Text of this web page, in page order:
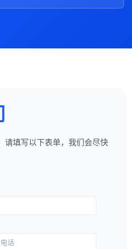
请填写以下表单，我们会尽快